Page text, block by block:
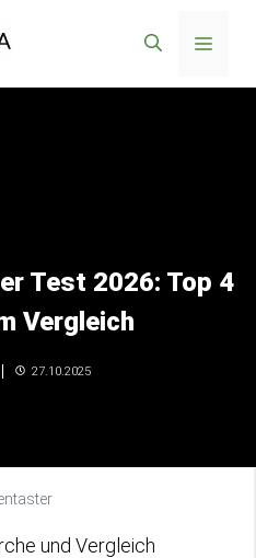
Menü
Test 2026: Top 4
Vergleich
27.10.2025
und Vergleich